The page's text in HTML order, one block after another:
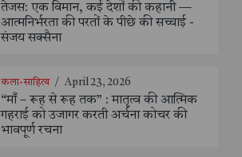
तेजस: एक विमान, कई देशों की कहानी —
आत्मनिर्भरता की परतों के पीछे की सच्चाई -
संजय सक्सैना
कला-साहित्य / April 23, 2026
“माँ – रूह से रूह तक” : मातृत्व की आत्मिक
गहराई को उजागर करती अर्चना कोचर की
भावपूर्ण रचना